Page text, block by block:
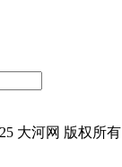
大河网 版权所有